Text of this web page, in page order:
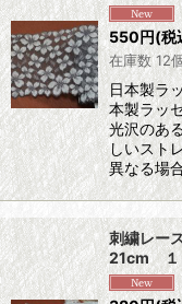
550円(税
在庫数 12
日本製ラ
本製ラッ
光沢のあ
しいスト
異なる場
刺繍レー
21cm １